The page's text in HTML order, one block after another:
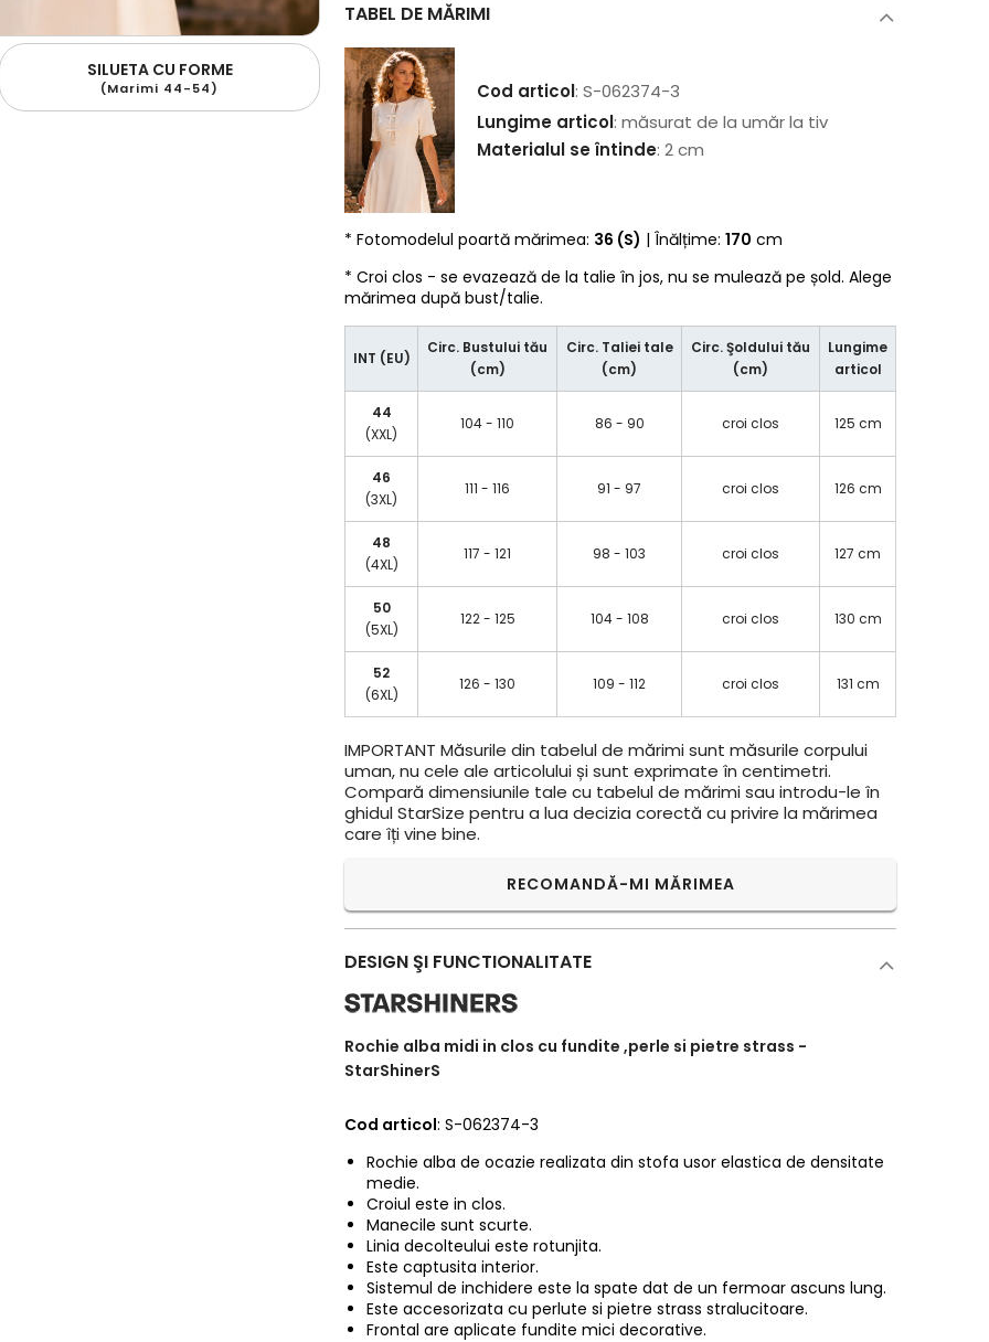
SILUETA CU FORME
(Marimi 44-54)
TABEL DE MĂRIMI
Cod articol: S-062374-3
Lungime articol: măsurat de la umăr la tiv
Materialul se întinde: 2 cm
* Fotomodelul poartă mărimea: 36 (S) | Înălțime:170 cm
* Croi clos - se evazează de la talie în jos, nu se mulează pe șold. Alege
mărimea după bust/talie.
INT (EU)
Circ. Bustului tău
(cm)
Circ. Taliei tale
(cm)
Circ. Şoldului tău
(cm)
Lungime
articol
44
(XXL)
104 - 110 86 - 90 croi clos 125 cm
46
(3XL)
111 - 116 91 - 97 croi clos 126 cm
48
(4XL)
117 - 121 98 - 103 croi clos 127 cm
50
(5XL)
122 - 125 104 - 108 croi clos 130 cm
52
(6XL)
126 - 130 109 - 112 croi clos 131 cm
IMPORTANT Măsurile din tabelul de mărimi sunt măsurile corpului
uman, nu cele ale articolului și sunt exprimate în centimetri.
Compară dimensiunile tale cu tabelul de mărimi sau introdu-le în
ghidul StarSize pentru a lua decizia corectă cu privire la mărimea
care îți vine bine.
RECOMANDĂ-MI MĂRIMEA
DESIGN ŞI FUNCTIONALITATE
Rochie alba midi in clos cu fundite ,perle si pietre strass -
StarShinerS
Cod articol: S-062374-3
Rochie alba de ocazie realizata din stofa usor elastica de densitate
medie.
Croiul este in clos.
Manecile sunt scurte.
Linia decolteului este rotunjita.
Este captusita interior.
Sistemul de inchidere este la spate dat de un fermoar ascuns lung.
Este accesorizata cu perlute si pietre strass stralucitoare.
Frontal are aplicate fundite mici decorative.